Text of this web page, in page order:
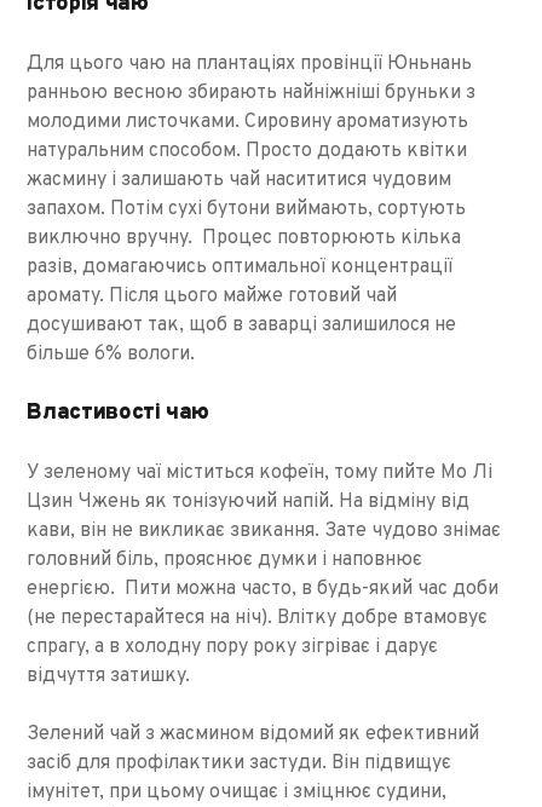
Для цього чаю на плантаціях провінції Юньнань
ранньою весною збирають найніжніші бруньки з
молодими листочками. Сировину ароматизують
натуральним способом. Просто додають квітки
жасмину і залишають чай насититися чудовим
запахом. Потім сухі бутони виймають, сортують
виключно вручну. Процес повторюють кілька
разів, домагаючись оптимальної концентрації
аромату. Після цього майже готовий чай
досушивают так, щоб в заварці залишилося не
більше 6% вологи.
Властивості чаю
У зеленому чаї міститься кофеїн, тому пийте Мо Лі
Цзин Чжень як тонізуючий напій. На відміну від
кави, він не викликає звикання. Зате чудово знімає
головний біль, прояснює думки і наповнює
енергією. Пити можна часто, в будь-який час доби
(не перестарайтеся на ніч). Влітку добре втамовує
спрагу, а в холодну пору року зігріває і дарує
відчуття затишку.
Зелений чай з жасмином відомий як ефективний
засіб для профілактики застуди. Він підвищує
імунітет, при цьому очищає і зміцнює судини,